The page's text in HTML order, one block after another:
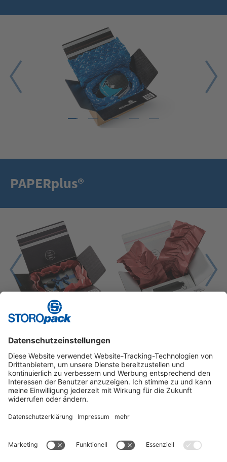
PAPERplus®
Instagram LinkedIn Vimeo
YouTube Glassdoor
Kununu